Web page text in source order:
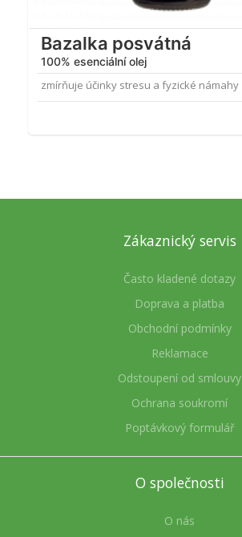
Bazalka posvátná
100% esenciální olej
zmírňuje účinky stresu a fyzické námahy
Zákaznický servis
Často kladené dotazy
Doprava a platba
Obchodní podmínky
Reklamace
Odstoupení od smlouvy
Ochrana soukromí
Poptávkový formulář
O společnosti
O nás